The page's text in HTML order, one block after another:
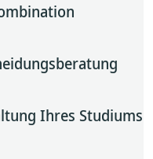
Ihres Studiums